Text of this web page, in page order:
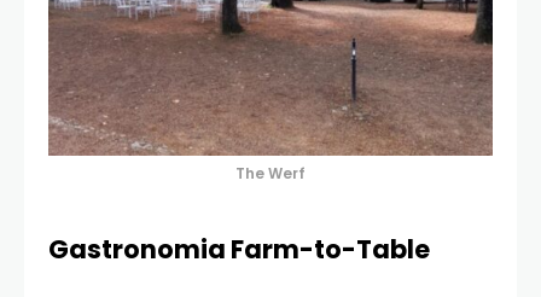
The Werf
Gastronomia Farm-to-Table